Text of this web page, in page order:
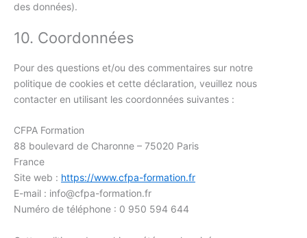
des données).
10. Coordonnées
Pour des questions et/ou des commentaires sur notre
politique de cookies et cette déclaration, veuillez nous
contacter en utilisant les coordonnées suivantes :
CFPA Formation
88 boulevard de Charonne – 75020 Paris
France
Site web : https://www.cfpa-formation.fr
E-mail : info@cfpa-formation.fr
Numéro de téléphone : 0 950 594 644